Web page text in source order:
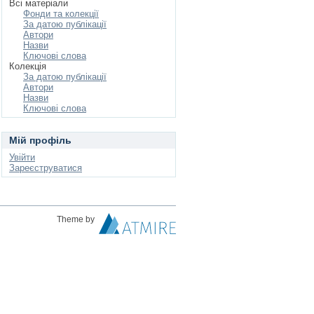
Всі матеріали
Фонди та колекції
За датою публікації
Автори
Назви
Ключові слова
Колекція
За датою публікації
Автори
Назви
Ключові слова
Мій профіль
Увійти
Зареєструватися
Theme by